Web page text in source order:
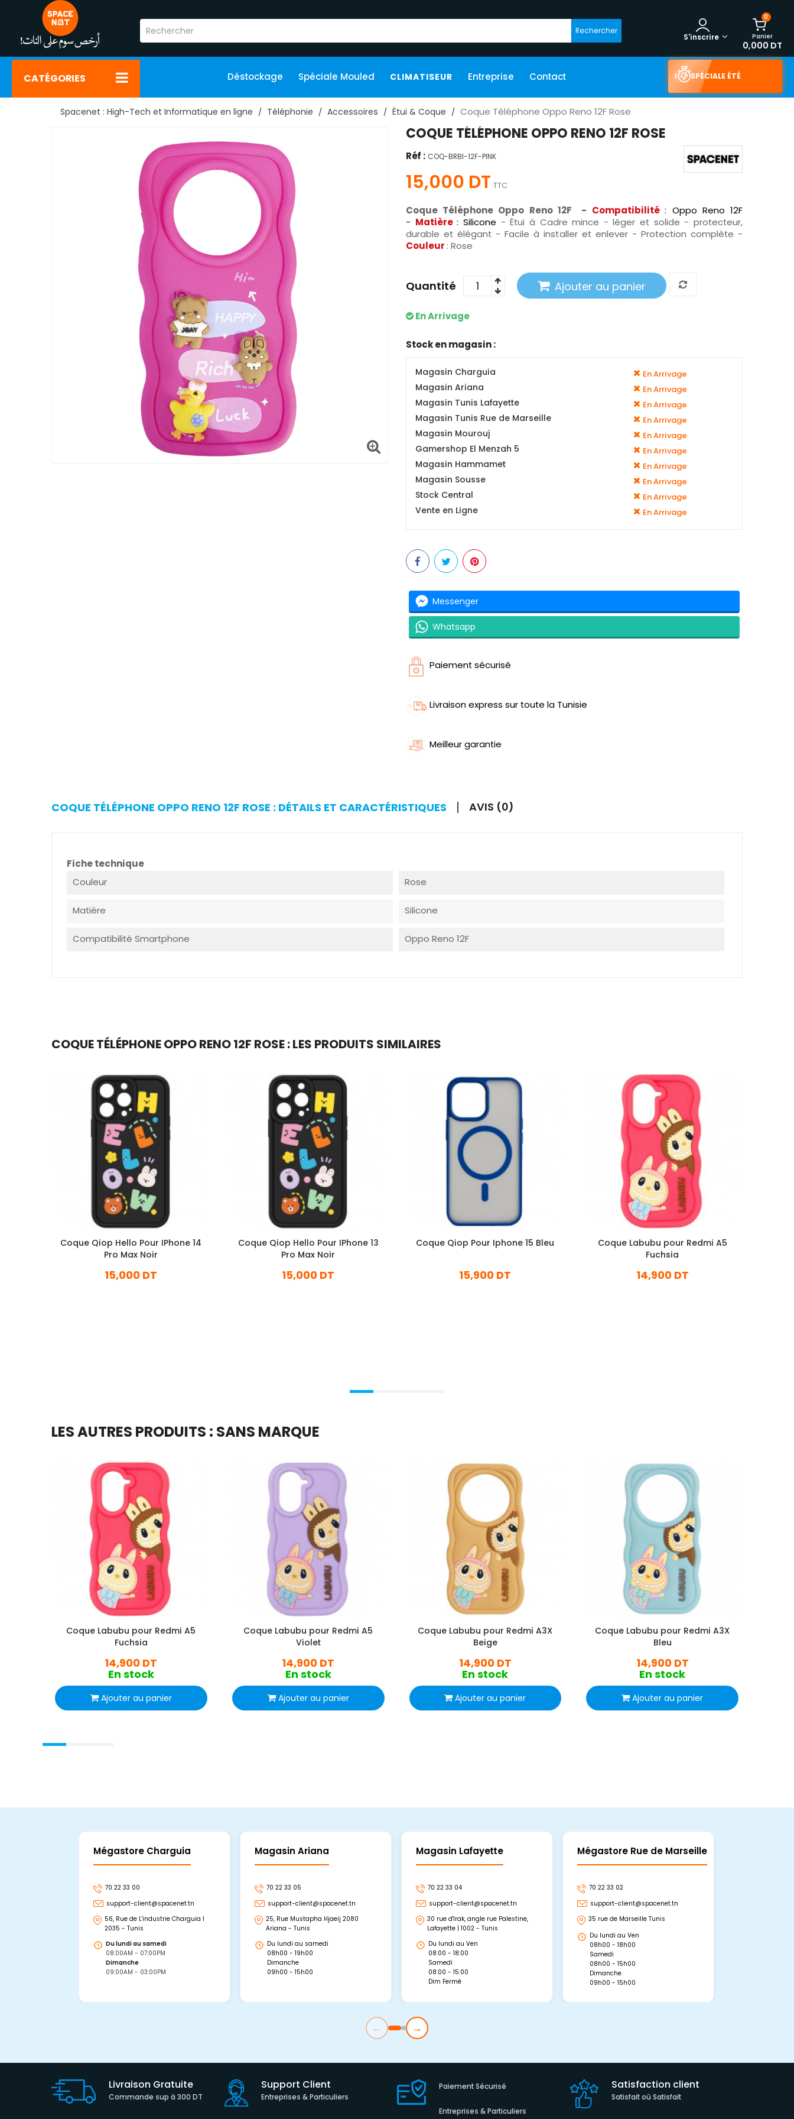
Rechercher
0
Panier
0,000 DT
S'inscrire
CATÉGORIES Déstockage Spéciale Mouled CLIMATISEUR Entreprise Contact SPÉCIALE ÉTÉ
Spacenet : High-Tech et Informatique en ligne Téléphonie Accessoires Étui & Coque Coque Téléphone Oppo Reno 12F Rose
COQUE TÉLÉPHONE OPPO RENO 12F ROSE
Réf : COQ-BRBI-12F-PINK
15,000 DT TTC
Coque Téléphone Oppo Reno 12F - Compatibilité: Oppo Reno 12F
- Matière: Silicone - Étui à Cadre mince - léger et solide - protecteur,
durable et élégant - Facile à installer et enlever - Protection complète -
Couleur : Rose
Quantité Ajouter au panier
En Arrivage
Stock en magasin :
Magasin Charguia En Arrivage
Magasin Ariana En Arrivage
Magasin Tunis Lafayette En Arrivage
Magasin Tunis Rue de Marseille En Arrivage
Magasin Mourouj En Arrivage
Gamershop El Menzah 5 En Arrivage
Magasin Hammamet En Arrivage
Magasin Sousse En Arrivage
Stock Central En Arrivage
Vente en Ligne En Arrivage
Messenger
Whatsapp
Paiement sécurisé
Livraison express sur toute la Tunisie
Meilleur garantie
COQUE TÉLÉPHONE OPPO RENO 12F ROSE : DÉTAILS ET CARACTÉRISTIQUES AVIS (0)
Fiche technique
Couleur
Rose
Matière Silicone
Compatibilité Smartphone Oppo Reno 12F
COQUE TÉLÉPHONE OPPO RENO 12F ROSE : LES PRODUITS SIMILAIRES
Coque Qiop Hello Pour IPhone 14
Pro Max Noir
15,000 DT
Coque Qiop Hello Pour IPhone 13
Pro Max Noir
15,000 DT
Coque Qiop Pour Iphone 15 Bleu
15,900 DT
Coque Labubu pour Redmi A5
Fuchsia
14,900 DT
LES AUTRES PRODUITS : SANS MARQUE
Coque Labubu pour Redmi A5
Fuchsia
14,900 DT
En stock
Ajouter au panier
Coque Labubu pour Redmi A5
Violet
14,900 DT
En stock
Ajouter au panier
Coque Labubu pour Redmi A3X
Beige
14,900 DT
En stock
Ajouter au panier
Coque Labubu pour Redmi A3X
Bleu
14,900 DT
En stock
Ajouter au panier
Mégastore Charguia
70 22 33 00
support-client@spacenet.tn
56, Rue de L'industrie Charguia I
2035 - Tunis
Du lundi au samedi
08:00AM - 07:00PM
Dimanche
09:00AM - 03:00PM
Magasin Ariana
70 22 33 05
support-client@spacenet.tn
25, Rue Mustapha Hjaeij 2080
Ariana - Tunis
Du lundi au samedi
08h00 - 19h00
Dimanche
09h00 - 15h00
Magasin Lafayette
70 22 33 04
support-client@spacenet.tn
30 rue d'Irak, angle rue Palestine,
Lafayette | 1002 - Tunis
Du lundi au Ven
08:00 - 18:00
Samedi
08:00 - 15:00
Dim Fermé
Mégastore Rue de Marseille
70 22 33 02
support-client@spacenet.tn
35 rue de Marseille Tunis
Du lundi au Ven
08h00 - 18h00
Samedi
08h00 - 15h00
Dimanche
09h00 - 15h00
← →
Livraison Gratuite
Commande sup à 300 DT
Support Client
Entreprises & Particuliers
Paiement Sécurisé
Entreprises & Particuliers
Satisfaction client
Satisfait où Satisfait